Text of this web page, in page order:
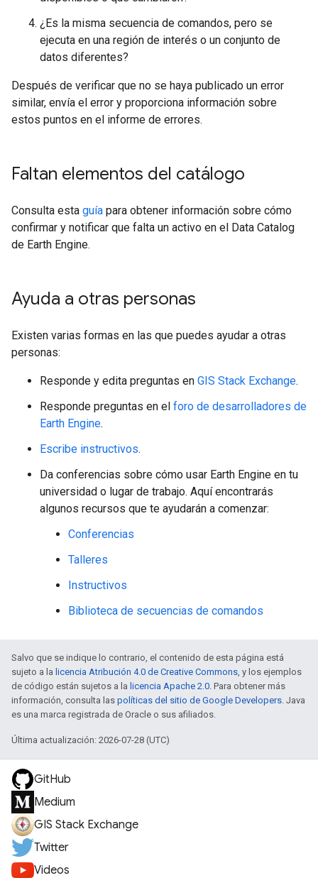
¿Es la misma secuencia de comandos, pero se
ejecuta en una región de interés o un conjunto de
datos diferentes?
Después de verificar que no se haya publicado un error
similar, envía el error y proporciona información sobre
estos puntos en el informe de errores.
Faltan elementos del catálogo
Consulta esta guía para obtener información sobre cómo
confirmar y notificar que falta un activo en el Data Catalog
de Earth Engine.
Ayuda a otras personas
Existen varias formas en las que puedes ayudar a otras
personas:
Responde y edita preguntas en GIS Stack Exchange.
Responde preguntas en el foro de desarrolladores de
Earth Engine.
Escribe instructivos.
Da conferencias sobre cómo usar Earth Engine en tu
universidad o lugar de trabajo. Aquí encontrarás
algunos recursos que te ayudarán a comenzar:
Conferencias
Talleres
Instructivos
Biblioteca de secuencias de comandos
Salvo que se indique lo contrario, el contenido de esta página está
sujeto a la licencia Atribución 4.0 de Creative Commons, y los ejemplos
de código están sujetos a la licencia Apache 2.0. Para obtener más
información, consulta las políticas del sitio de Google Developers. Java
es una marca registrada de Oracle o sus afiliados.
Última actualización: 2026-07-28 (UTC)
GitHub
Medium
GIS Stack Exchange
Twitter
Videos